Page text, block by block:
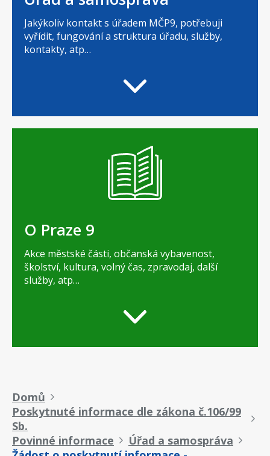
Jakýkoliv kontakt s úřadem MČP9, potřebuji
vyřídit, fungování a struktura úřadu, služby,
kontakty, atp…
O Praze 9
Akce městské části, občanská vybavenost,
školství, kultura, volný čas, zpravodaj, další
služby, atp…
Drobečková
navigace
Domů
Poskytnuté informace dle zákona č.106/99
Sb.
Povinné informace
Úřad a samospráva